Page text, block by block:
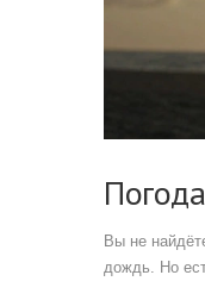
Вы не
дождь. Но